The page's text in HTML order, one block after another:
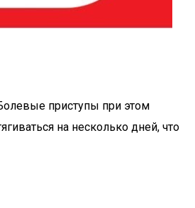
приступы при этом
на несколько дней, что